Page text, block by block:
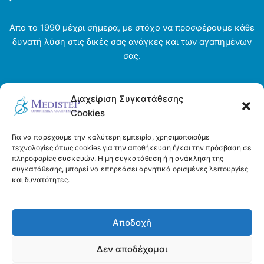
Διαχείριση Συγκατάθεσης
Cookies
Για να παρέχουμε την καλύτερη εμπειρία, χρησιμοποιούμε
τεχνολογίες όπως cookies για την αποθήκευση ή/και την πρόσβαση σε
πληροφορίες συσκευών. Η μη συγκατάθεση ή η ανάκληση της
συγκατάθεσης, μπορεί να επηρεάσει αρνητικά ορισμένες λειτουργίες
και δυνατότητες.
Αποδοχή
Δεν αποδέχομαι
Απο το 1990 μέχρι σήμερα, με στόχο να προσφέρουμε κάθε
δυνατή λύση στις δικές σας ανάγκες και των αγαπημένων
σας.
Ενοικιάσεις
Τρόποι πληρωμής και αποστολής
Όροι και προϋποθέσεις
Πολιτική απορρήτου
Πολιτική Cookies (ΕΕ)